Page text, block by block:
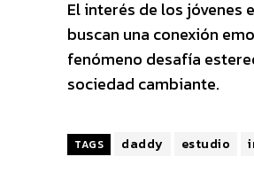
El interés de los jóvenes
buscan una conexión
fenómeno desafía
sociedad cambiante.
TAGS daddy estudio